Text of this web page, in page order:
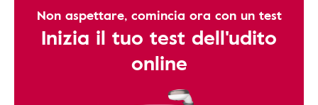
Non aspettare, comincia ora con un test
Inizia il tuo test dell'udito
online